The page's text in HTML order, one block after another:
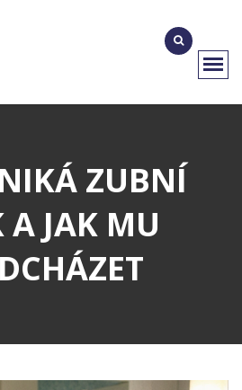
ZUBNÍ
A JAK MU